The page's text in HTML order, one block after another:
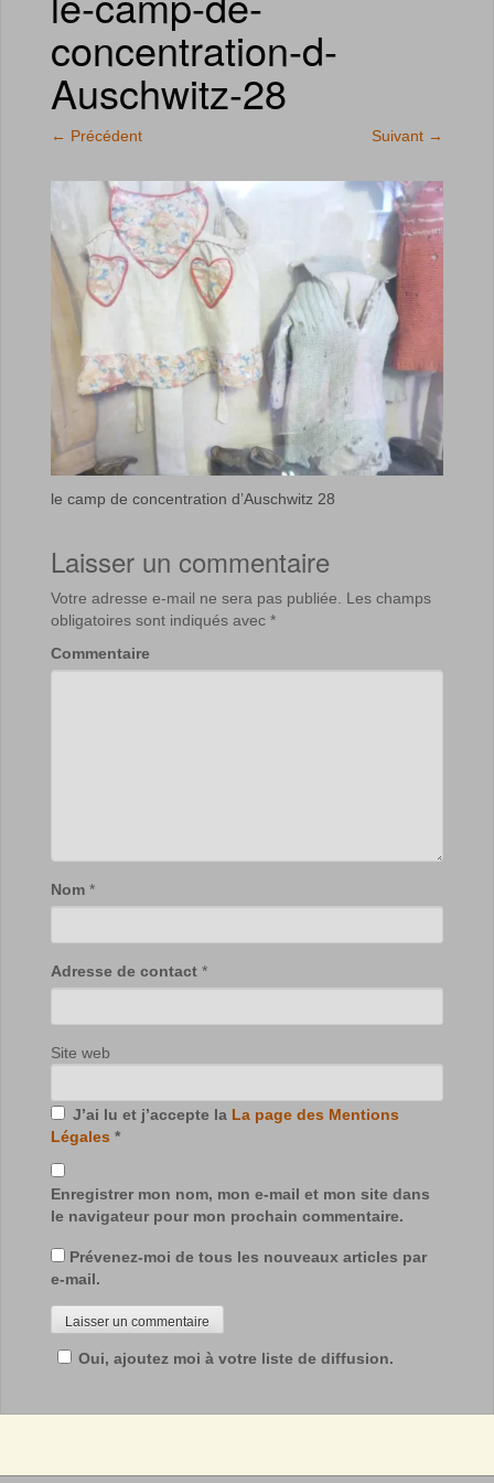
concentration-d-
Auschwitz-28
← Précédent Suivant →
le camp de concentration d’Auschwitz 28
Laisser un commentaire
Votre adresse e-mail ne sera pas publiée. Les champs
obligatoires sont indiqués avec *
Commentaire
Nom *
Adresse de contact *
Site web
J’ai lu et j’accepte la La page des Mentions
Légales *
Enregistrer mon nom, mon e-mail et mon site dans
le navigateur pour mon prochain commentaire.
Prévenez-moi de tous les nouveaux articles par
e-mail.
Oui, ajoutez moi à votre liste de diffusion.